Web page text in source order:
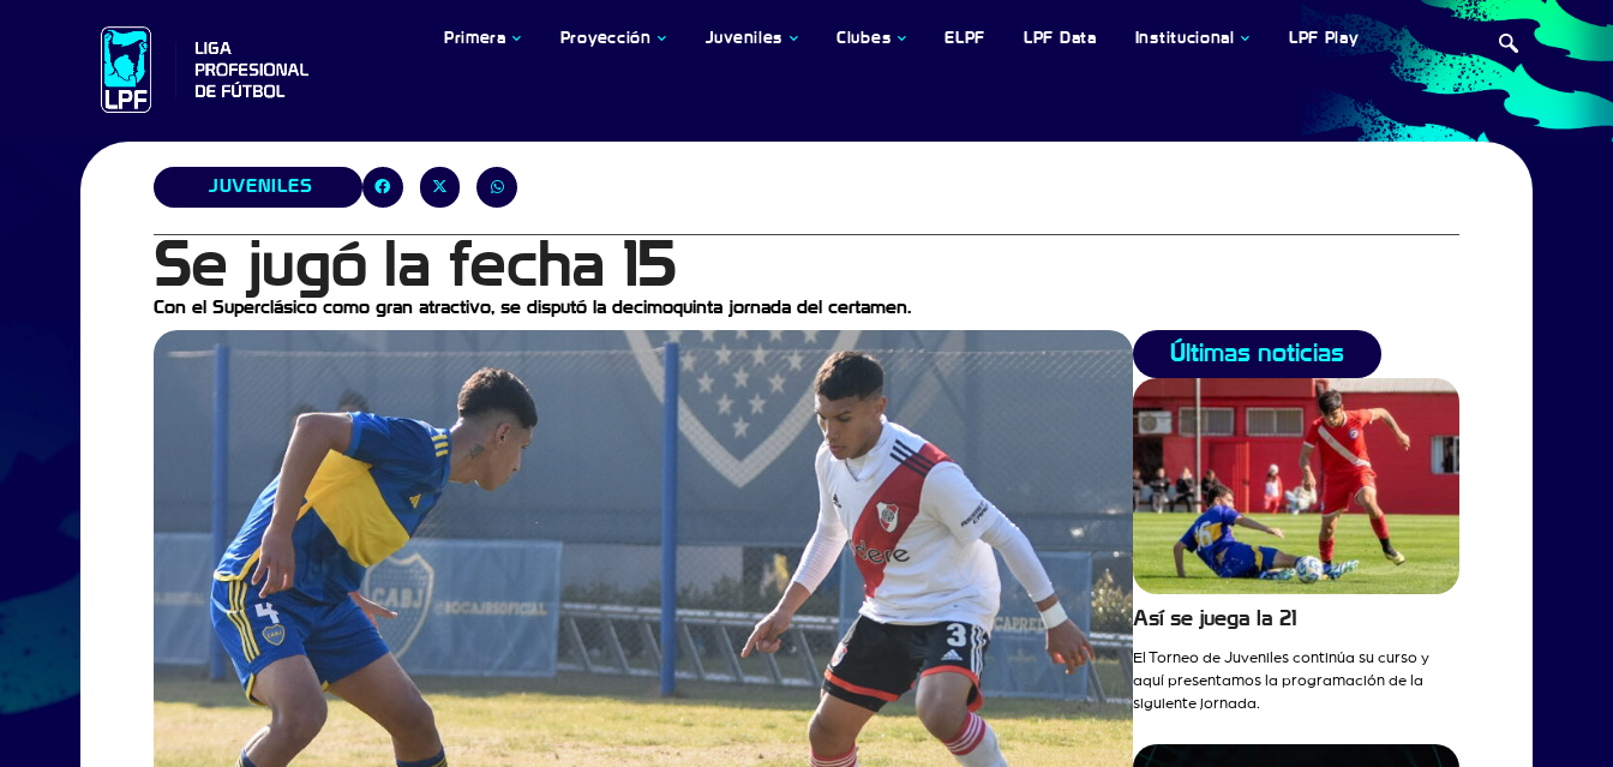
Primera Proyección Juveniles Clubes ELPF LPF Data Institucional LPF Play
JUVENILES
Se jugó la fecha 15
Con el Superclásico como gran atractivo, se disputó la decimoquinta jornada del certamen.
Últimas noticias
Así se juega la 21
El Torneo de Juveniles continúa su curso y
aquí presentamos la programación de la
siguiente jornada.